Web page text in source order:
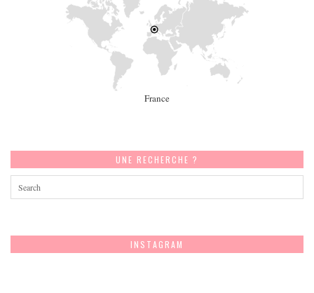
France
UNE RECHERCHE ?
INSTAGRAM